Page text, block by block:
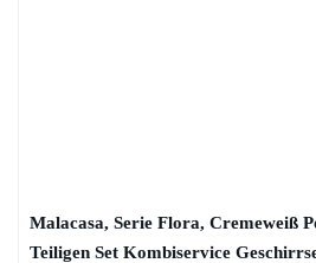
Malacasa, Serie Flora, Cremeweiß
Teiligen Set Kombiservice